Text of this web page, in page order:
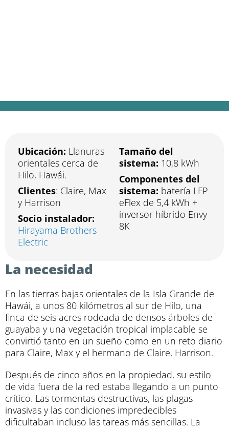
Ubicación: Llanuras
orientales cerca de
Hilo, Hawái.
Clientes: Claire, Max
y Harrison
Socio instalador:
Hirayama Brothers
Electric
Tamaño del
sistema: 10,8 kWh
Componentes del
sistema: batería LFP
eFlex de 5,4 kWh +
inversor híbrido Envy
8K
La necesidad
En las tierras bajas orientales de la Isla Grande de
Hawái, a unos 80 kilómetros al sur de Hilo, una
finca de seis acres rodeada de densos árboles de
guayaba y una vegetación tropical implacable se
convirtió tanto en un sueño como en un reto diario
para Claire, Max y el hermano de Claire, Harrison.
Después de cinco años en la propiedad, su estilo
de vida fuera de la red estaba llegando a un punto
crítico. Las tormentas destructivas, las plagas
invasivas y las condiciones impredecibles
dificultaban incluso las tareas más sencillas. La